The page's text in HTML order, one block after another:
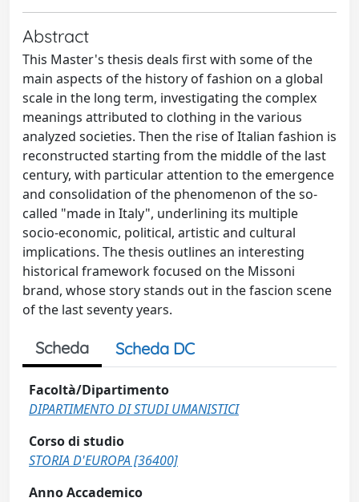
Abstract
This Master's thesis deals first with some of the
main aspects of the history of fashion on a global
scale in the long term, investigating the complex
meanings attributed to clothing in the various
analyzed societies. Then the rise of Italian fashion is
reconstructed starting from the middle of the last
century, with particular attention to the emergence
and consolidation of the phenomenon of the so-
called "made in Italy", underlining its multiple
socio-economic, political, artistic and cultural
implications. The thesis outlines an interesting
historical framework focused on the Missoni
brand, whose story stands out in the fascion scene
of the last seventy years.
Scheda Scheda DC
Facoltà/Dipartimento
DIPARTIMENTO DI STUDI UMANISTICI
Corso di studio
STORIA D'EUROPA [36400]
Anno Accademico